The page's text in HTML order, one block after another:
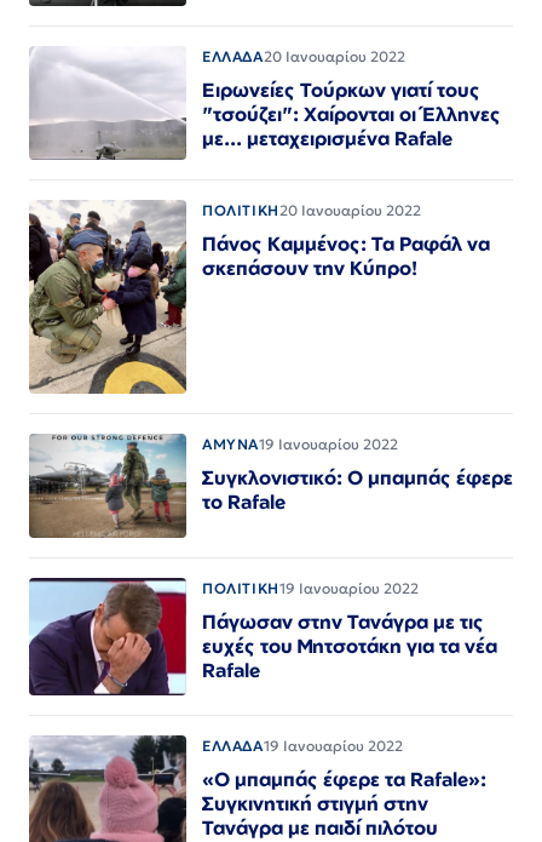
ΕΛΛΑΔΑ20 Ιανουαρίου 2022
Ειρωνείες Τούρκων γιατί τους
"τσούζει": Χαίρονται οι Έλληνες
με... μεταχειρισμένα Rafale
ΠΟΛΙΤΙΚΗ 20 Ιανουαρίου 2022
Πάνος Καμμένος: Τα Ραφάλ να
σκεπάσουν την Κύπρο!
ΑΜΥΝΑ19 Ιανουαρίου 2022
Συγκλονιστικό: Ο μπαμπάς έφερε
το Rafale
ΠΟΛΙΤΙΚΗ19 Ιανουαρίου 2022
Πάγωσαν στην Τανάγρα με τις
ευχές του Μητσοτάκη για τα νέα
Rafale
ΕΛΛΑΔΑ19 Ιανουαρίου 2022
«Ο μπαμπάς έφερε τα Rafale»:
Συγκινητική στιγμή στην
Τανάγρα με παιδί πιλότου